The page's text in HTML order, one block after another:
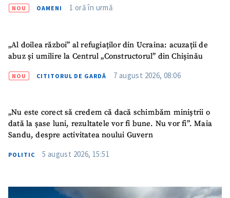
NOU OAMENI 1 oră în urmă
„Al doilea război” al refugiaților din Ucraina: acuzații de
abuz și umilire la Centrul „Constructorul” din Chișinău
NOU CITITORUL DE GARDĂ 7 august 2026, 08:06
„Nu este corect să credem că dacă schimbăm miniștrii o
dată la șase luni, rezultatele vor fi bune. Nu vor fi”. Maia
Sandu, despre activitatea noului Guvern
POLITIC 5 august 2026, 15:51